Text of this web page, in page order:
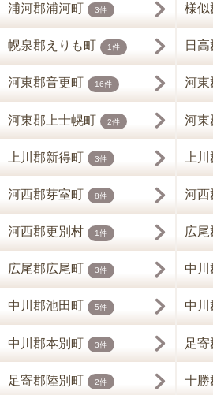
浦河郡浦河町 3件 様似
幌泉郡えりも町 1件 日
河東郡音更町 16件 河東
河東郡上士幌町 2件 河東
上川郡新得町 3件 上
河西郡芽室町 8件 河西
河西郡更別村 1件 広
広尾郡広尾町 3件 中川
中川郡池田町 5件 中川
中川郡本別町 3件 足
足寄郡陸別町 2件 十勝